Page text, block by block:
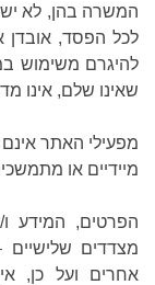
המשרה בהן, לא
לכל הפסד, אובדן
להיגרם משימוש
שאינו שלם, אינו
מפעילי האתר אינם
מיידיים או
הפרטים, המידע
מצדדים
אחרים ועל כן,